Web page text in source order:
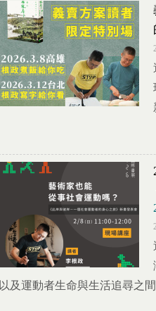
以及運動者生命與生活追尋之